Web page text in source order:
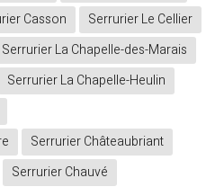
Casson
Serrurier Le Cellier
Serrurier La Chapelle-des-Marais
Serrurier La Chapelle-Heulin
Serrurier Châteaubriant
Serrurier Chauvé